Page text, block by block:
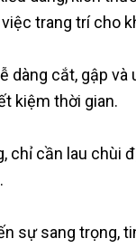
trang trí cho
dàng cắt, gập
kiệm thời gian.
chỉ cần lau chùi
sự sang trọng,